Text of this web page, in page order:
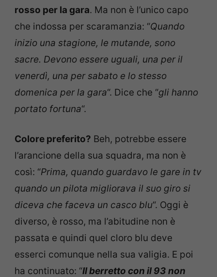
rosso per la gara. Ma non è l’unico capo
che indossa per scaramanzia: “Quando
inizio una stagione, le mutande, sono
sacre. Devono essere uguali, una per il
venerdì, una per sabato e lo stesso
domenica per la gara“. Dice che “gli hanno
portato fortuna“.
Colore preferito? Beh, potrebbe essere
l’arancione della sua squadra, ma non è
così: “Prima, quando guardavo le gare in tv
quando un pilota migliorava il suo giro si
diceva che faceva un casco blu“. Oggi è
diverso, è rosso, ma l’abitudine non è
passata e quindi quel cloro blu deve
esserci comunque nella sua valigia. E poi
ha continuato: “Il berretto con il 93 non